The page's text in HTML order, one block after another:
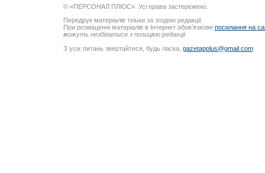
© «ПЕРСОНАЛ ПЛЮС». Усі права застережено.
Передрук матеріалів тільки за згодою редакції.
При розміщенні матеріалів в Інтернет обов’язкове посилання на
можуть незбігатися з позицією редакції
З усіх питань звертайтеся, будь ласка, gazetapplus@gmail.com